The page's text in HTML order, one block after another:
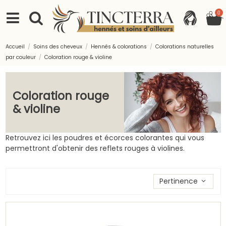
0
Accueil Soins des cheveux Hennés & colorations
Colorations naturelles
par couleur
Coloration rouge & violine
Coloration rouge
& violine
Retrouvez ici les poudres et écorces colorantes qui vous
permettront d'obtenir des reflets rouges à violines.
Trier les produits par
Pertinence